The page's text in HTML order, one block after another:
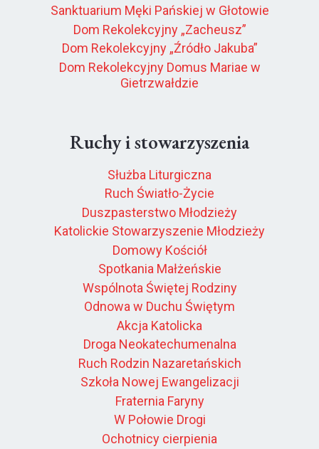
Sanktuarium Męki Pańskiej w Głotowie
Dom Rekolekcyjny „Zacheusz”
Dom Rekolekcyjny „Źródło Jakuba”
Dom Rekolekcyjny Domus Mariae w
Gietrzwałdzie
Ruchy i stowarzyszenia
Służba Liturgiczna
Ruch Światło-Życie
Duszpasterstwo Młodzieży
Katolickie Stowarzyszenie Młodzieży
Domowy Kościół
Spotkania Małżeńskie
Wspólnota Świętej Rodziny
Odnowa w Duchu Świętym
Akcja Katolicka
Droga Neokatechumenalna
Ruch Rodzin Nazaretańskich
Szkoła Nowej Ewangelizacji
Fraternia Faryny
W Połowie Drogi
Ochotnicy cierpienia